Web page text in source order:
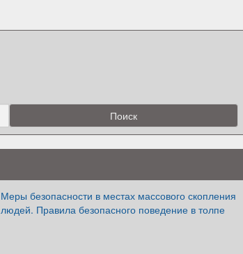
Меры безопасности в местах массового скопления
людей. Правила безопасного поведение в толпе